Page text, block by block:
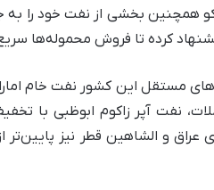
همچنین بخشی از نفت خود را به
کرده تا فروش محموله‌ها
مستقل این کشور نفت خام
و الشاهین قطر نیز پایین‌تر